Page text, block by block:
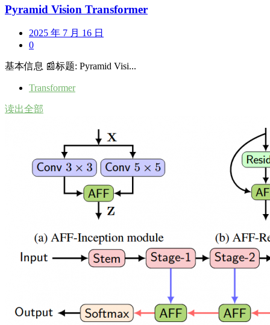
Pyramid Vision Transformer
2025 年 7 月 16 日
0
基本信息 📰标题: Pyramid Visi...
Transformer
读出全部